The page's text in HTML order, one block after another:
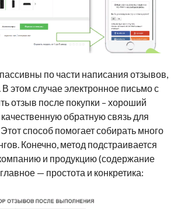
по части написания отзывов,
этом случае электронное письмо с
отзыв после покупки – хороший
обратную связь для
способ помогает собирать много
Конечно, метод подстраивается
и продукцию (содержание
— простота и конкретика: